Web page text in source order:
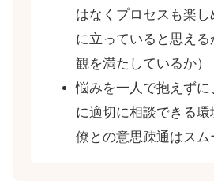
はなくプロセスも楽
に立っていると思え
観を満たしているか）
悩みを一人で抱えずに
に適切に相談できる環
僚との意思疎通はスム